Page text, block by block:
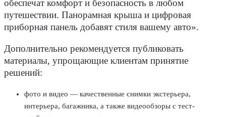
обеспечат комфорт и безопасность в любом
путешествии. Панорамная крыша и цифровая
приборная панель добавят стиля вашему авто».
Дополнительно рекомендуется публиковать
материалы, упрощающие клиентам принятие
решений:
фото и видео — качественные снимки экстерьера,
интерьера, багажника, а также видеообзоры с тест-